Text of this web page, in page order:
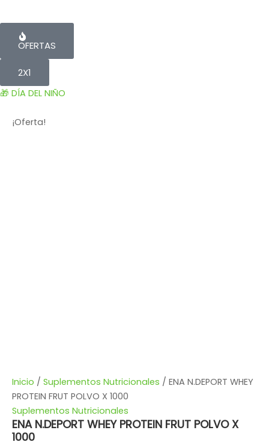
OFERTAS
2X1
🎁 DÍA DEL NIÑO
¡Oferta!
Inicio / Suplementos Nutricionales / ENA N.DEPORT WHEY
PROTEIN FRUT POLVO X 1000
Suplementos Nutricionales
ENA N.DEPORT WHEY PROTEIN FRUT POLVO X
1000